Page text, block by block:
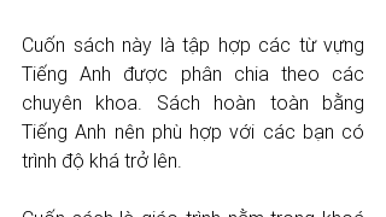
Cuốn sách này là tập hợp các từ vựng
Tiếng Anh được phân chia theo các
chuyên khoa. Sách hoàn toàn bằng
Tiếng Anh nên phù hợp với các bạn có
trình độ khá trở lên.